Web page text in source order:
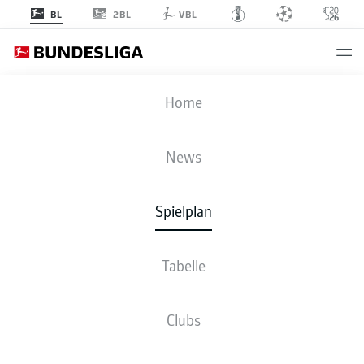
BL 2BL VBL
Home
News
Spielplan
Tabelle
Clubs
SVD
6
AUFSTELLUNGEN